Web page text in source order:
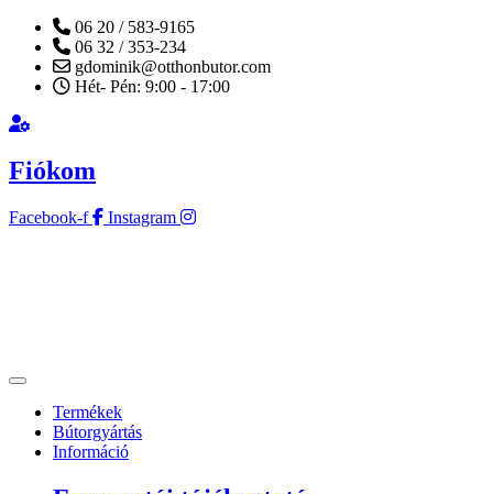
06 20 / 583-9165
06 32 / 353-234
gdominik@otthonbutor.com
Hét- Pén: 9:00 - 17:00
Fiókom
Facebook-f Instagram
Termékek
Bútorgyártás
Információ